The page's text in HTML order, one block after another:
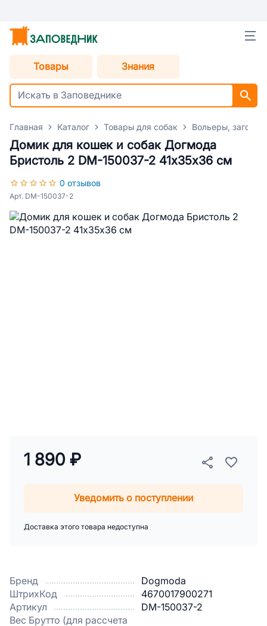
Товары Знания
Главная Каталог Товары для собак Вольеры, загоны,
Домик для кошек и собак Догмода
Бристоль 2 DM-150037-2 41х35х36 см
0 отзывов
Арт. DM-150037-2
Бренд
Dogmoda
ШтрихКод
4670017900271
Артикул
DM-150037-2
Вес Брутто (для рассчета
1 890 ₽
Уведомить о поступлении
Доставка этого товара недоступна